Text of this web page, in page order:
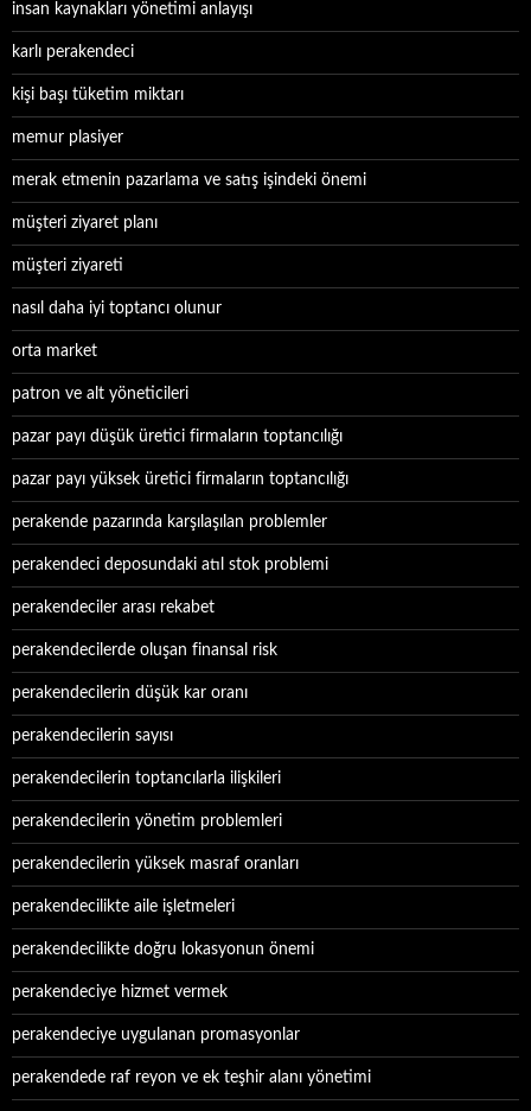
insan kaynakları yönetimi anlayışı
karlı perakendeci
kişi başı tüketim miktarı
memur plasiyer
merak etmenin pazarlama ve satış işindeki önemi
müşteri ziyaret planı
müşteri ziyareti
nasıl daha iyi toptancı olunur
orta market
patron ve alt yöneticileri
pazar payı düşük üretici firmaların toptancılığı
pazar payı yüksek üretici firmaların toptancılığı
perakende pazarında karşılaşılan problemler
perakendeci deposundaki atıl stok problemi
perakendeciler arası rekabet
perakendecilerde oluşan finansal risk
perakendecilerin düşük kar oranı
perakendecilerin sayısı
perakendecilerin toptancılarla ilişkileri
perakendecilerin yönetim problemleri
perakendecilerin yüksek masraf oranları
perakendecilikte aile işletmeleri
perakendecilikte doğru lokasyonun önemi
perakendeciye hizmet vermek
perakendeciye uygulanan promasyonlar
perakendede raf reyon ve ek teşhir alanı yönetimi